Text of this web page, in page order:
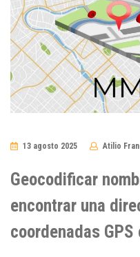
13 agosto 2025 Atilio
Geocodificar
encontrar una
coordenadas GPS